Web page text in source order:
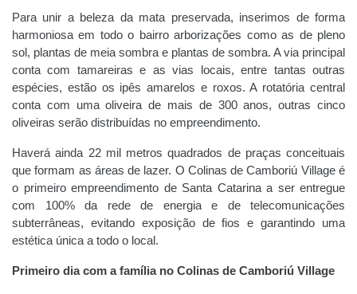
Para unir a beleza da mata preservada, inserimos de forma
harmoniosa em todo o bairro arborizações como as de pleno
sol, plantas de meia sombra e plantas de sombra. A via principal
conta com tamareiras e as vias locais, entre tantas outras
espécies, estão os ipês amarelos e roxos. A rotatória central
conta com uma oliveira de mais de 300 anos, outras cinco
oliveiras serão distribuídas no empreendimento.
Haverá ainda 22 mil metros quadrados de praças conceituais
que formam as áreas de lazer. O Colinas de Camboriú Village é
o primeiro empreendimento de Santa Catarina a ser entregue
com 100% da rede de energia e de telecomunicações
subterrâneas, evitando exposição de fios e garantindo uma
estética única a todo o local.
Primeiro dia com a família no Colinas de Camboriú Village